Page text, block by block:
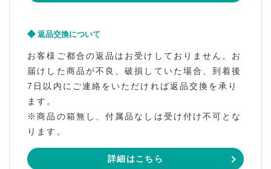
返品交換について
お客様ご都合の返品はお受けしておりません。お
届けした商品が不良、破損していた場合、到着後
7日以内にご連絡をいただければ返品交換を承り
ます。
※商品の箱無し、付属品なしは受け付け不可とな
ります。
詳細はこちら